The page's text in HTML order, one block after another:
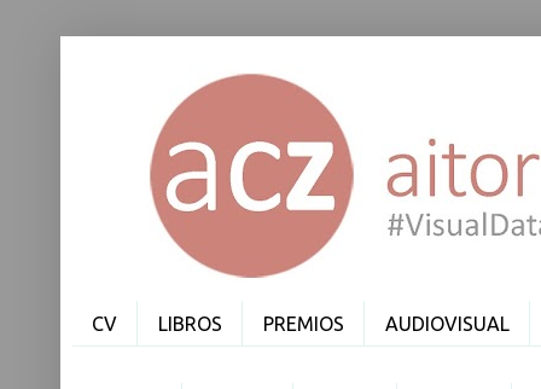
CV LIBROS PREMIOS AUDIOVISUAL